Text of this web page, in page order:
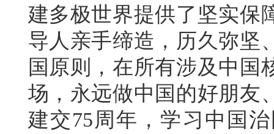
建多极世界提供了坚实保
导人亲手缔造，历久弥坚
国原则，在所有涉及中国
场，永远做中国的好朋友
建交75周年，学习中国